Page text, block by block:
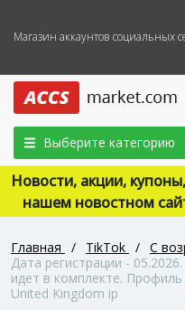
Магазин аккаунтов социальных
Выберите категорию
Новости, акции,
нашем новостном
Главная / TikTok / С
Дата регистрации -
идет в комплекте.
United Kingdom ip